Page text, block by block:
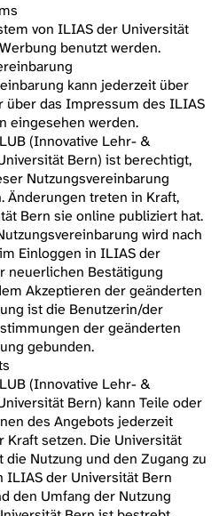
von ILIAS der Universität
benutzt werden.
kann jederzeit über
über das Impressum des ILIAS
eingesehen werden.
(Innovative Lehr- &
Bern) ist berechtigt,
Nutzungsvereinbarung
Änderungen treten in Kraft,
Bern sie online publiziert hat.
wird nach
Einloggen in ILIAS der
neuerlichen Bestätigung
Akzeptieren der geänderten
ist die Benutzerin/der
der geänderten
gebunden.
(Innovative Lehr- &
Bern) kann Teile oder
des Angebots jederzeit
Kraft setzen. Die Universität
die Nutzung und den Zugang zu
ILIAS der Universität Bern
den Umfang der Nutzung